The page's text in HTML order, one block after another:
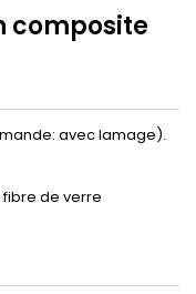
composite
avec lamage).
de verre